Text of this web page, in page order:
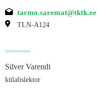
tarmo.saremat@tktk.ee
TLN-A124
Silver Varendi
külalislektor